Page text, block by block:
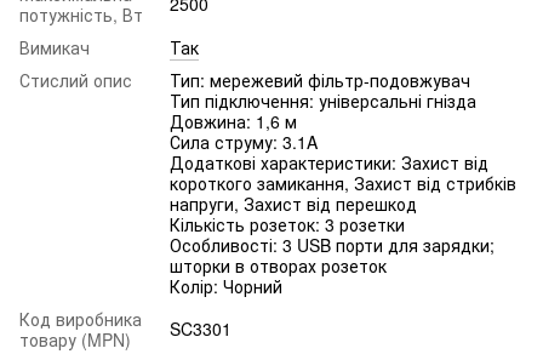
потужність, Вт
Вимикач
Так
Стислий опис
Тип: мережевий фільтр-подовжувач
Тип підключення: універсальні гнізда
Довжина: 1,6 м
Сила струму: 3.1A
Додаткові характеристики: Захист від
короткого замикання, Захист від стрибків
напруги, Захист від перешкод
Кількість розеток: 3 розетки
Особливості: 3 USB порти для зарядки;
шторки в отворах розеток
Колір: Чорний
Код виробника
товару (MPN)
SC3301